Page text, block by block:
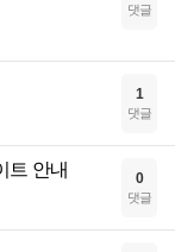
댓글
1
댓글
트 안내 0
댓글